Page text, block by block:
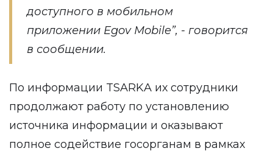
доступного в мобильном
приложении Egov Mobile”, - говорится
в сообщении.
По информации TSARKA их сотрудники
продолжают работу по установлению
источника информации и оказывают
полное содействие госорганам в рамках